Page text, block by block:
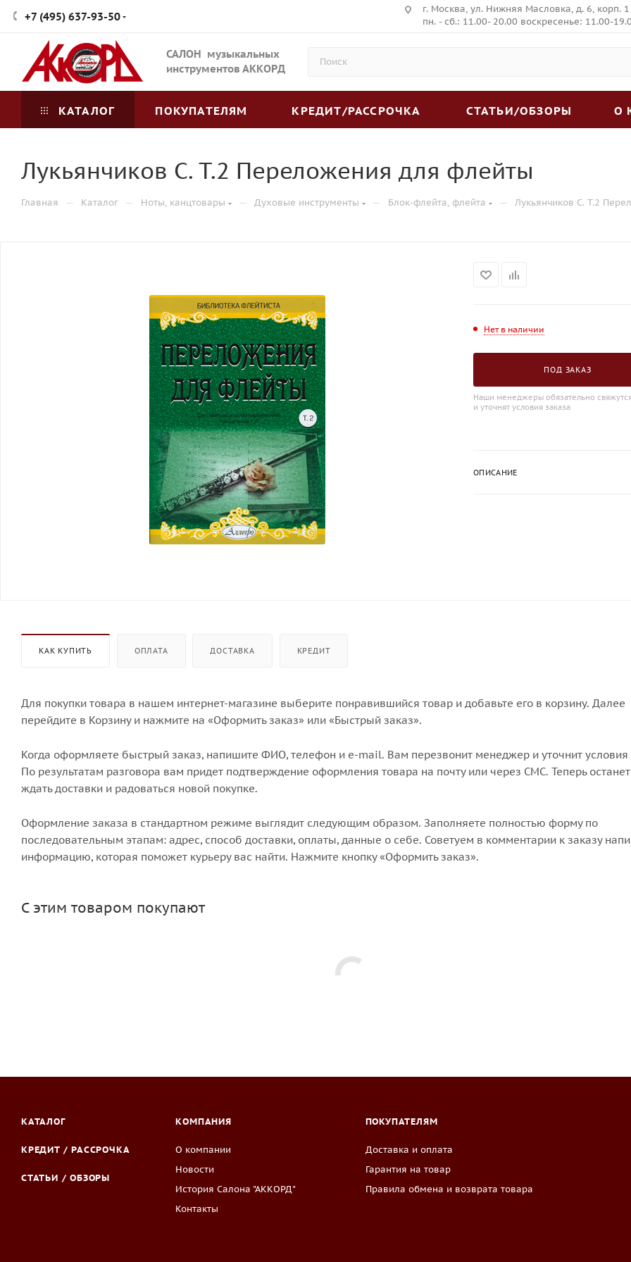
+7 (495) 637-93-50
г. Москва, ул. Нижняя Масловка, д. 6, корп. 1
пн. - сб.: 11.00- 20.00 воскресенье: 11.00-
САЛОН музыкальных
инструментов АККОРД
КАТАЛОГ ПОКУПАТЕЛЯМ КРЕДИТ/РАССРОЧКА СТАТЬИ/ОБЗОРЫ О
Лукьянчиков С. Т.2 Переложения для флейты
Главная — Каталог — Ноты, канцтовары — Духовые инструменты — Блок-флейта, флейта — Лукьянчиков С. Т.2
Нет в наличии
ПОД ЗАКАЗ
Наши менеджеры обязательно
и уточнят условия заказа
ОПИСАНИЕ
КАК КУПИТЬ ОПЛАТА ДОСТАВКА КРЕДИТ
Для покупки товара в нашем интернет-магазине выберите понравившийся товар и добавьте его в корзину. Далее
перейдите в Корзину и нажмите на «Оформить заказ» или «Быстрый заказ».
Когда оформляете быстрый заказ, напишите ФИО, телефон и e-mail. Вам перезвонит менеджер и уточнит условия
По результатам разговора вам придет подтверждение оформления товара на почту или через СМС. Теперь
ждать доставки и радоваться новой покупке.
Оформление заказа в стандартном режиме выглядит следующим образом. Заполняете полностью форму по
последовательным этапам: адрес, способ доставки, оплаты, данные о себе. Советуем в комментарии к заказу
информацию, которая поможет курьеру вас найти. Нажмите кнопку «Оформить заказ».
С этим товаром покупают
КАТАЛОГ
КРЕДИТ / РАССРОЧКА
СТАТЬИ / ОБЗОРЫ
КОМПАНИЯ
О компании
Новости
История Салона "АККОРД"
Контакты
ПОКУПАТЕЛЯМ
Доставка и оплата
Гарантия на товар
Правила обмена и возврата товара